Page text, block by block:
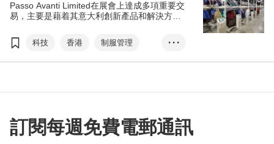
Passo Avanti Limited在展會上達成多項重要交
易，主要是藉着其意大利創新產品和解決方
科技 香港
制服管理
科技方案
Passo Avanti
射頻識別
• • •
訂閱每週免費電郵通訊